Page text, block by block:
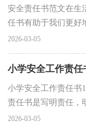
安全责任书范文在生
任书有助于我们更好
是小编精心整理的安
2026-03-05
小学安全工作责任
小学安全工作责任书
责任书是写明责任，
的很难吗？下面是小
2026-03-05